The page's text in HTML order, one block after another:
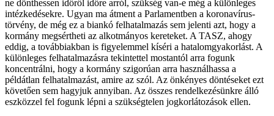
ne dönthessen időről időre arról, szükség van-e még a különleges
intézkedésekre. Ugyan ma átment a Parlamentben a koronavírus-
törvény, de még ez a biankó felhatalmazás sem jelenti azt, hogy a
kormány megsértheti az alkotmányos kereteket. A TASZ, ahogy
eddig, a továbbiakban is figyelemmel kíséri a hatalomgyakorlást. A
különleges felhatalmazásra tekintettel mostantól arra fogunk
koncentrálni, hogy a kormány szigorúan arra használhassa a
példátlan felhatalmazást, amire az szól. Az önkényes döntéseket ezt
követően sem hagyjuk annyiban. Az összes rendelkezésünkre álló
eszközzel fel fogunk lépni a szükségtelen jogkorlátozások ellen.